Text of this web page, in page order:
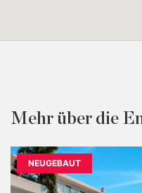
Mehr über die
NEUGEBAUT